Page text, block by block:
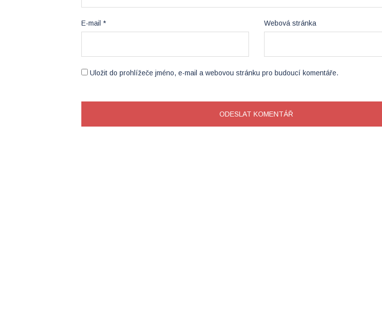
E-mail * Webová stránka
Uložit do prohlížeče jméno, e-mail a webovou stránku pro budoucí komentáře.